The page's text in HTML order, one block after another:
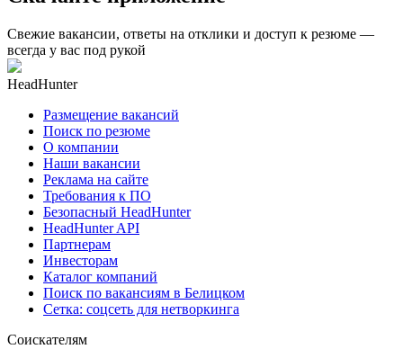
Свежие вакансии, ответы на отклики и доступ к резюме —
всегда у вас под рукой
HeadHunter
Размещение вакансий
Поиск по резюме
О компании
Наши вакансии
Реклама на сайте
Требования к ПО
Безопасный HeadHunter
HeadHunter API
Партнерам
Инвесторам
Каталог компаний
Поиск по вакансиям в Белицком
Сетка: соцсеть для нетворкинга
Соискателям